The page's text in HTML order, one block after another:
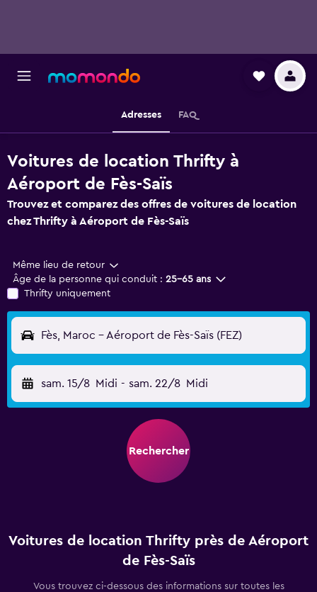
Adresses FAQ
Voitures de location Thrifty à
Aéroport de Fès-Saïs
Trouvez et comparez des offres de voitures de location
chez Thrifty à Aéroport de Fès-Saïs
Même lieu de retour
Âge de la personne qui conduit : 25-65 ans
Thrifty uniquement
Fès, Maroc - Aéroport de Fès-Saïs (FEZ)
sam. 15/8 Midi - sam. 22/8 Midi
Rechercher
Voitures de location Thrifty près de Aéroport
de Fès-Saïs
Vous trouvez ci-dessous des informations sur toutes les